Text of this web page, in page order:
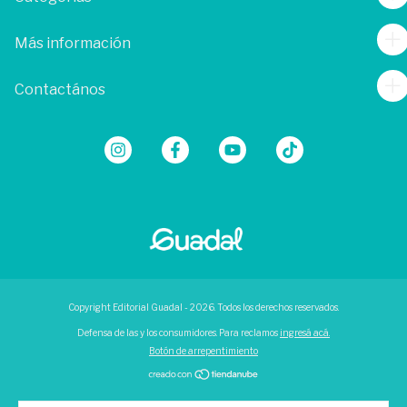
Más información
Contactános
Copyright Editorial Guadal - 2026. Todos los derechos reservados.
Defensa de las y los consumidores. Para reclamos ingresá acá.
Botón de arrepentimiento